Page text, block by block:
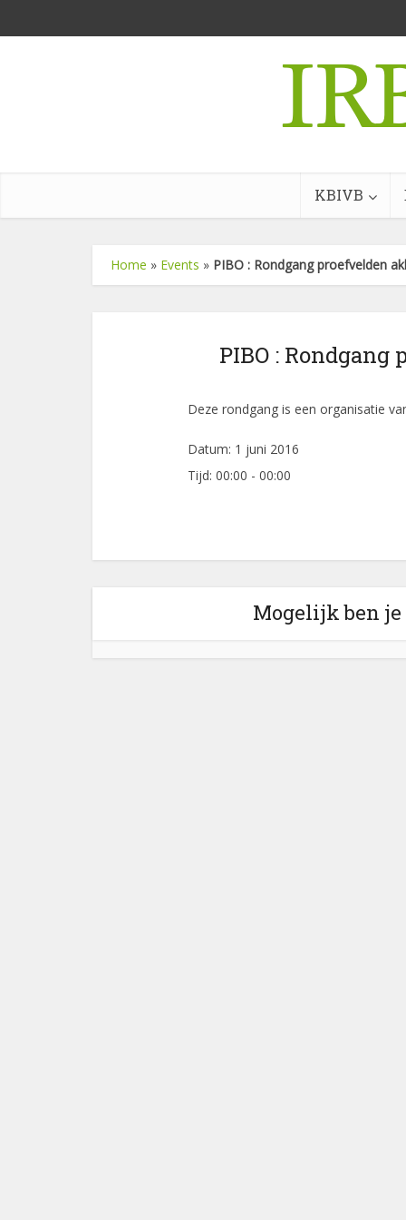
KBIVB
Home » Events » PIBO : Rondgang proefvelden
PIBO : Rondgang
Deze rondgang is een organisatie
Datum: 1 juni 2016
Tijd: 00:00 - 00:00
Mogelijk ben